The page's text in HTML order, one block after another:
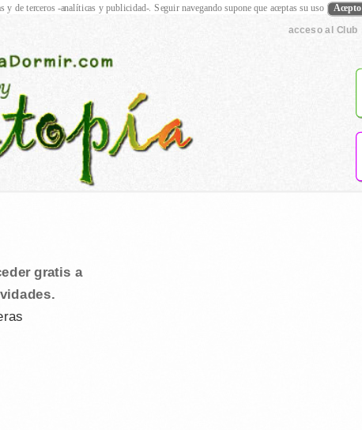
acceso al Club
gratis a
y de terceros -analíticas y publicidad-. Seguir navegando supone que aceptas su uso Acepto